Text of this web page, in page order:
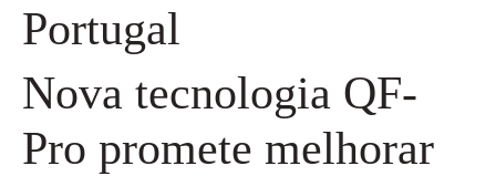
Portugal
Nova tecnologia QF-
Pro promete melhorar